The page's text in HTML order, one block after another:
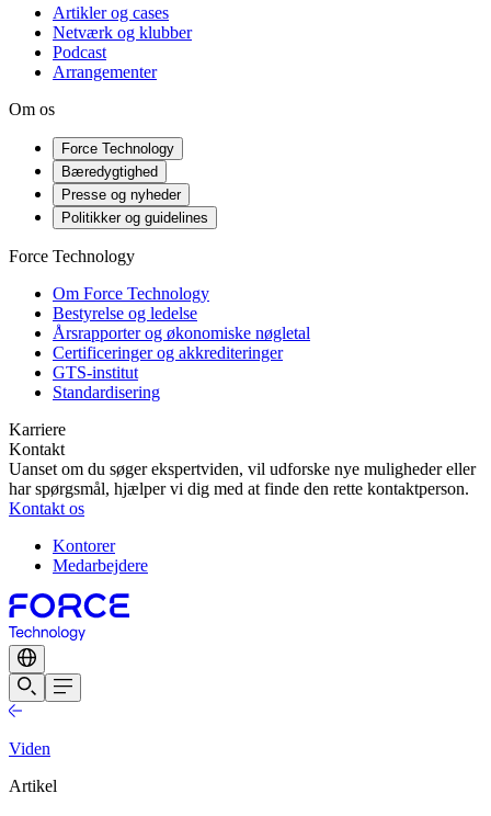
Artikler og cases
Netværk og klubber
Podcast
Arrangementer
Om os
Force Technology
Bæredygtighed
Presse og nyheder
Politikker og guidelines
Force Technology
Om Force Technology
Bestyrelse og ledelse
Årsrapporter og økonomiske nøgletal
Certificeringer og akkrediteringer
GTS-institut
Standardisering
Karriere
Kontakt
Uanset om du søger ekspertviden, vil udforske nye muligheder eller
har spørgsmål, hjælper vi dig med at finde den rette kontaktperson.
Kontakt os
Kontorer
Medarbejdere
Viden
Artikel